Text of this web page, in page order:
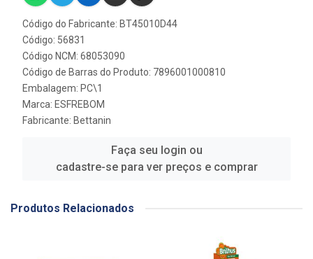
Código do Fabricante: BT45010D44
Código: 56831
Código NCM: 68053090
Código de Barras do Produto: 7896001000810
Embalagem: PC\1
Marca: ESFREBOM
Fabricante: Bettanin
Faça seu login ou
cadastre-se para ver preços e comprar
Produtos Relacionados